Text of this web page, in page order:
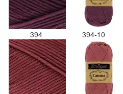
394 394-10